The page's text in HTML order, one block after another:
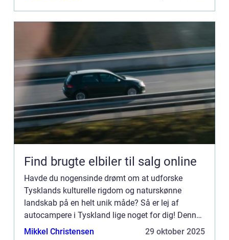
Find brugte elbiler til salg online
Havde du nogensinde drømt om at udforske
Tysklands kulturelle rigdom og naturskønne
landskab på en helt unik måde? Så er lej af
autocampere i Tyskland lige noget for dig! Denne
artikel vil give dig en grundig og inform...
Mikkel Christensen 29 oktober 2025